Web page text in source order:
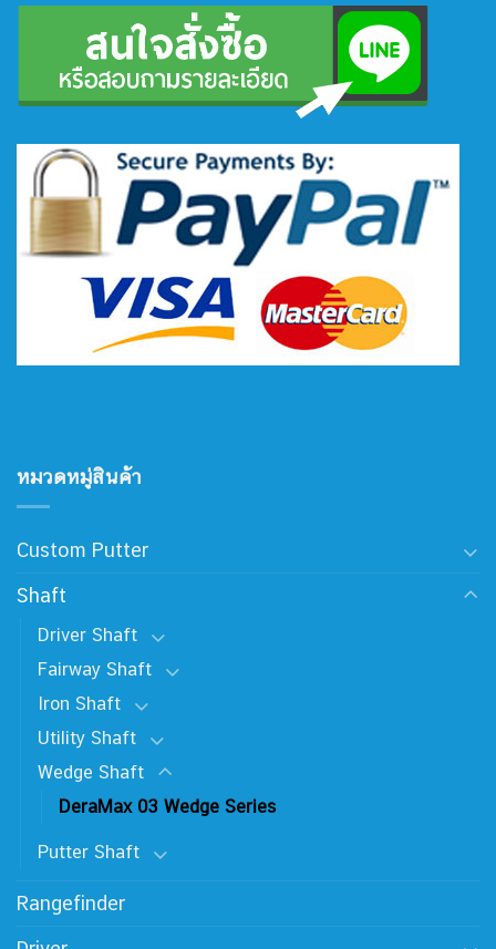
หมวดหมู่สินค้า
Custom Putter
Shaft
Driver Shaft
Fairway Shaft
Iron Shaft
Utility Shaft
Wedge Shaft
DeraMax 03 Wedge Series
Putter Shaft
Rangefinder